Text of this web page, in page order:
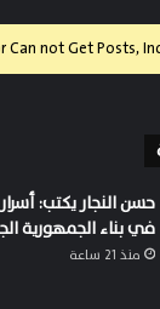
Can not Get Posts,
حسن النجار يكتب:
في بناء الجمهورية
منذ 21 ساعة